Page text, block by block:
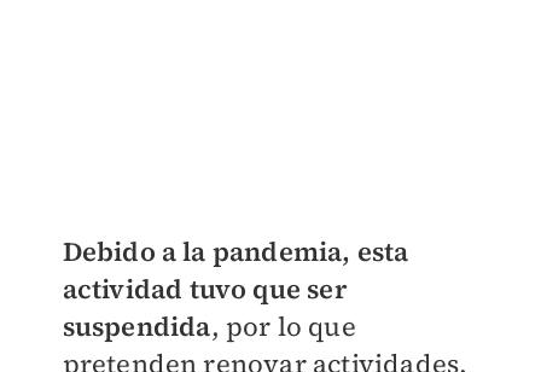
Debido a la pandemia, esta
actividad tuvo que ser
suspendida, por lo que
pretenden renovar actividades.